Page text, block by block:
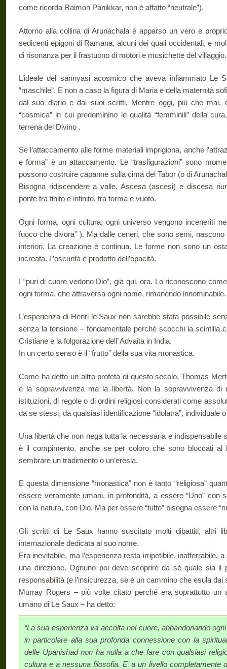
come ricorda Raimon Panikkar, non è affatto “neutrale”).
Attorno alla collina di Arunachala è apparso un vero e
sedicenti epigoni di Ramana, alcuni dei quali occidentali, e
di risonanza per il frastuono di motori e musichette del villaggio.
L’ideale del sannyasi acosmico che aveva infiammato Le
“maschile”. E non a caso la figura di Maria e della maternità
dal suo diario e dai suoi scritti. Mentre oggi, più che mai,
“cosmica” in cui predominino le qualità “femminili” della
terrena del Divino .
Se l’attaccamento alle forme materiali imprigiona, anche
e forma” è un attaccamento. Le “trasfigurazioni” sono
possono costruire capanne sulla cima del Tabor (o di
Bisogna ridiscendere a valle. Ascesa (ascesi) e discesa
ponte tra finito e infinito, tra forma e vuoto.
Ogni forma, ogni cultura, ogni universo vengono inceneriti
fuoco che divora” ). Ma dalle ceneri, che sono semi,
interiori. La creazione è continua. Le forme non sono un
increata. L’oscurità è prodotto dell’opacità.
I “puri di cuore vedono Dio”, già qui, ora. Lo riconoscono
ogni forma, che attraversa ogni nome, rimanendo innominabile.
L’esperienza di Henri le Saux non sarebbe stata possibile
senza la tensione – fondamentale perché scocchi la scintilla
Cristiane e la folgorazione dell’ Advaita in India.
In un certo senso è il “frutto” della sua vita monastica.
Come ha detto un altro profeta di questo secolo, Thomas
è la sopravvivenza ma la libertà. Non la sopravvivenza di
istituzioni, di regole o di ordini religiosi considerati come
da se stessi, da qualsiasi identificazione “idolatra”, individuale
Una libertà che non nega tutta la necessaria e indispensabile
è il compimento, anche se per coloro che sono bloccati al
sembrare un tradimento o un’eresia.
E questa dimensione “monastica” non è tanto “religiosa”
essere veramente umani, in profondità, a essere “Uno” con
con la natura, con Dio. Ma per essere “tutto” bisogna essere
Gli scritti di Le Saux hanno suscitato molti dibattiti, altri
internazionale dedicata al suo nome.
Era inevitabile, ma l’esperienza resta irripetibile, inafferrabile,
una direzione. Ognuno poi deve scoprire da sé quale sia il
responsabilità (e l’insicurezza, se è un cammino che esula dai
Murray Rogers – più volte citato perché era soprattutto un
umano di Le Saux – ha detto:
“La sua esperienza va accolta nel cuore, abbandonando
in particolare alla sua profonda connessione con la
delle Upanishad non ha nulla a che fare con qualsiasi
cultura e a nessuna filosofia. E’ a un livello completamente